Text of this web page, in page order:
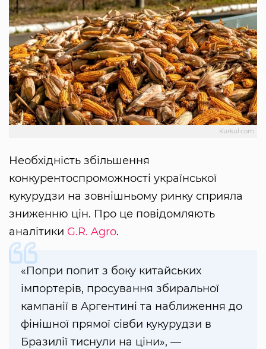
Kurkul.com
Необхідність збільшення
конкурентоспроможності української
кукурудзи на зовнішньому ринку сприяла
зниженню цін. Про це повідомляють
аналітики G.R. Agro.
«Попри попит з боку китайських
імпортерів, просування збиральної
кампанії в Аргентині та наближення до
фінішної прямої сівби кукурудзи в
Бразилії тиснули на ціни», —